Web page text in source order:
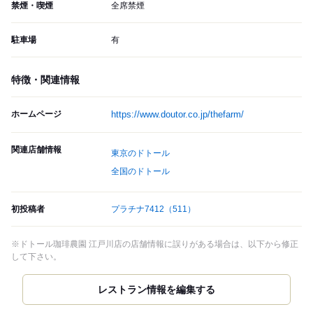
禁煙・喫煙 全席禁煙
駐車場 有
特徴・関連情報
ホームページ https://www.doutor.co.jp/thefarm/
関連店舗情報
東京のドトール
全国のドトール
初投稿者 プラチナ7412 （511）
※ドトール珈琲農園 江戸川店の店舗情報に誤りがある場合は、以下から修正
して下さい。
レストラン情報を編集する